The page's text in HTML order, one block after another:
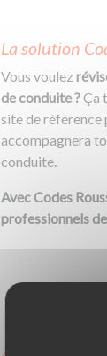
La solution
Vous voulez
de conduite ?Ça
site de référence
accompagnera
conduite.
Avec Codes
professionnels